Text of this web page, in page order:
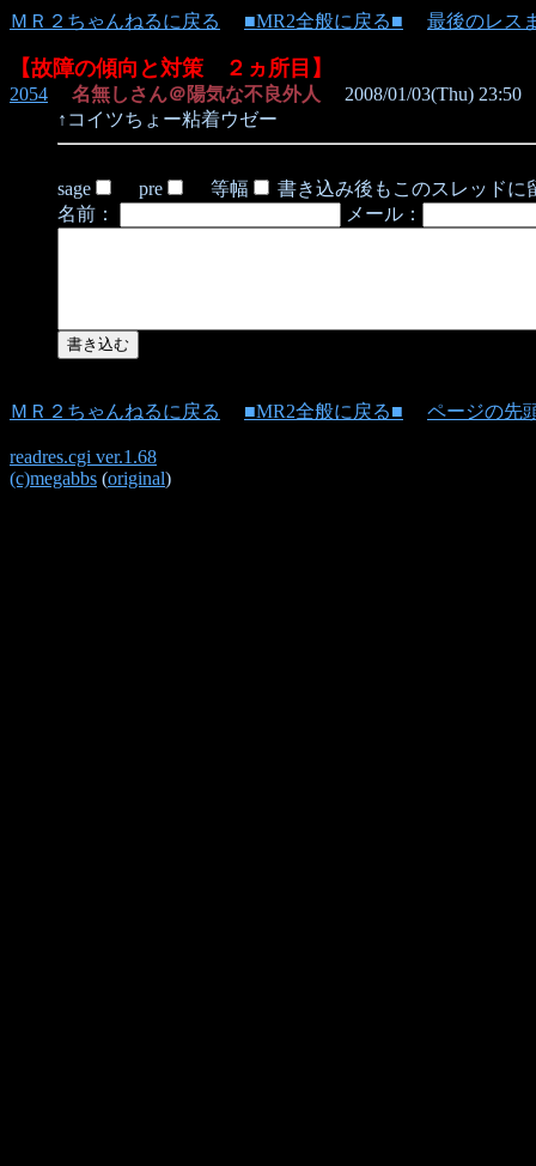
ＭＲ２ちゃんねるに戻る ■MR2全般に戻る■ 最後のレス
【故障の傾向と対策 ２ヵ所目】
2054 名無しさん＠陽気な不良外人
2008/01/03(Thu) 23:50
↑コイツちょー粘着ウゼー
sage pre 等幅
書き込み後もこのスレッドに
名前：
メール：
ＭＲ２ちゃんねるに戻る ■MR2全般に戻る■ ページの先
readres.cgi ver.1.68
(c)megabbs (original)